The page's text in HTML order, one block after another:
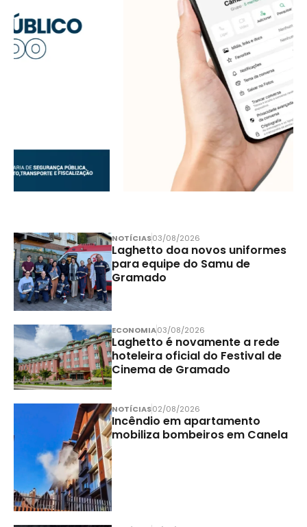
NOTÍCIAS03/08/2026
Laghetto doa novos uniformes
para equipe do Samu de
Gramado
ECONOMIA03/08/2026
Laghetto é novamente a rede
hoteleira oficial do Festival de
Cinema de Gramado
NOTÍCIAS02/08/2026
Incêndio em apartamento
mobiliza bombeiros em Canela